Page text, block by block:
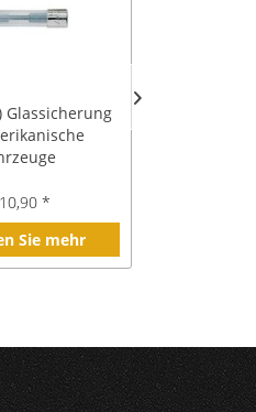
Glassicherung
*
Sie mehr